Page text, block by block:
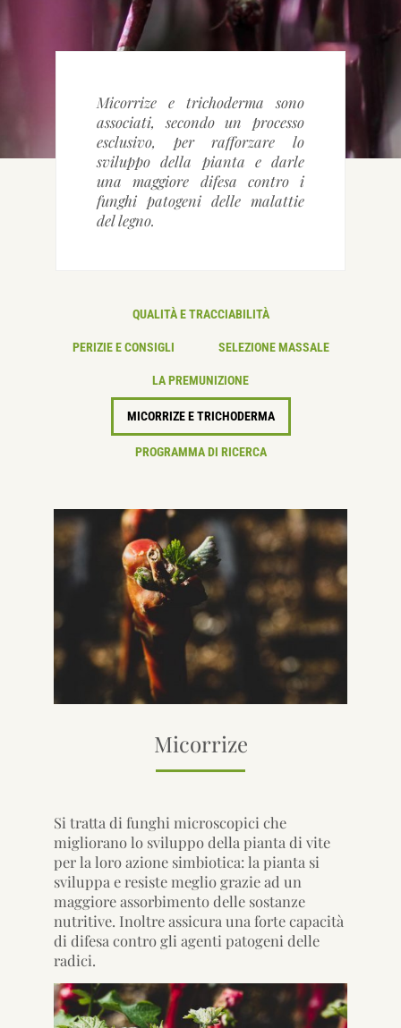
Micorrize e trichoderma sono
associati, secondo un processo
esclusivo, per rafforzare lo
sviluppo della pianta e darle
una maggiore difesa contro i
funghi patogeni delle malattie
del legno.
QUALITÀ E TRACCIABILITÀ
PERIZIE E CONSIGLI SELEZIONE MASSALE
LA PREMUNIZIONE
MICORRIZE E TRICHODERMA
PROGRAMMA DI RICERCA
Micorrize
Si tratta di funghi microscopici che
migliorano lo sviluppo della pianta di vite
per la loro azione simbiotica: la pianta si
sviluppa e resiste meglio grazie ad un
maggiore assorbimento delle sostanze
nutritive. Inoltre assicura una forte capacità
di difesa contro gli agenti patogeni delle
radici.